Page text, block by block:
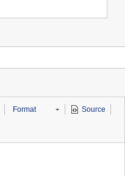
Format Source